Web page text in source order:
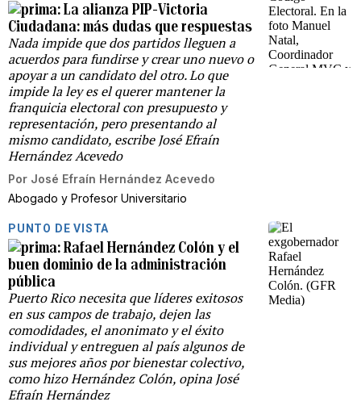
La alianza PIP-Victoria
Ciudadana: más dudas que respuestas
Nada impide que dos partidos lleguen a
acuerdos para fundirse y crear uno nuevo o
apoyar a un candidato del otro. Lo que
impide la ley es el querer mantener la
franquicia electoral con presupuesto y
representación, pero presentando al
mismo candidato, escribe José Efraín
Hernández Acevedo
Por José Efraín Hernández Acevedo
Abogado y Profesor Universitario
PUNTO DE VISTA
Rafael Hernández Colón y el
buen dominio de la administración
pública
Puerto Rico necesita que líderes exitosos
en sus campos de trabajo, dejen las
comodidades, el anonimato y el éxito
individual y entreguen al país algunos de
sus mejores años por bienestar colectivo,
como hizo Hernández Colón, opina José
Efraín Hernández